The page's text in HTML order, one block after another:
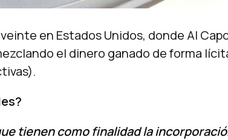
en Estados Unidos, donde Al
el dinero ganado de forma
tienen como finalidad la